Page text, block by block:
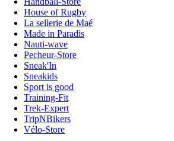
House of Rugby
La sellerie de Maé
Made in Paradis
Nauti-wave
Pecheur-Store
Sneak'In
Sneakids
Sport is good
Training-Fit
Trek-Expert
TripNBikers
Vélo-Store